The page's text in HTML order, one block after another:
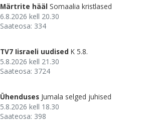
Märtrite hääl Somaalia kristlased
6.8.2026 kell 20.30
Saateosa: 334
TV7 Iisraeli uudised K 5.8.
5.8.2026 kell 21.30
Saateosa: 3724
Ühenduses Jumala selged juhised
5.8.2026 kell 18.30
Saateosa: 398